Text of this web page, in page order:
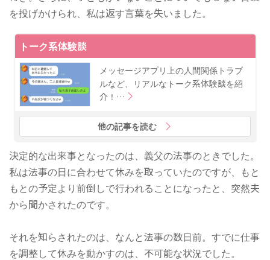
を投げかけられ、私は返す言葉を失いました。
トーク系体験談
メッセージアプリ上の人間関係トラブ
ルなど、リアルなトーク系体験談を紹
介！…
他の記事を読む
決定的な出来事となったのは、義父の法事のときでした。
私は法事の日に合わせて休みを取っていたのですが、もと
もとの予定より前倒しで行われることになったと、突然夫
から聞かされたのです。
それを知らされたのは、なんと法事の数日前。すでに仕事
を調整して休みを動かすのは、不可能な状況でした。